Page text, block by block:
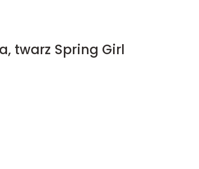
twarz Spring Girl